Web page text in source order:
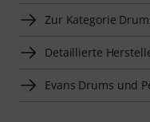
Zur Kategorie
Detaillierte
Evans Drums und